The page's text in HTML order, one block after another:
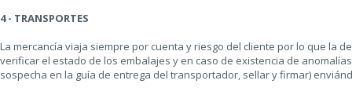
4 - TRANSPORTES
La mercancía viaja siempre por cuenta y riesgo del cliente por lo que la
verificar el estado de los embalajes y en caso de existencia de
sospecha en la guía de entrega del transportador, sellar y firmar)